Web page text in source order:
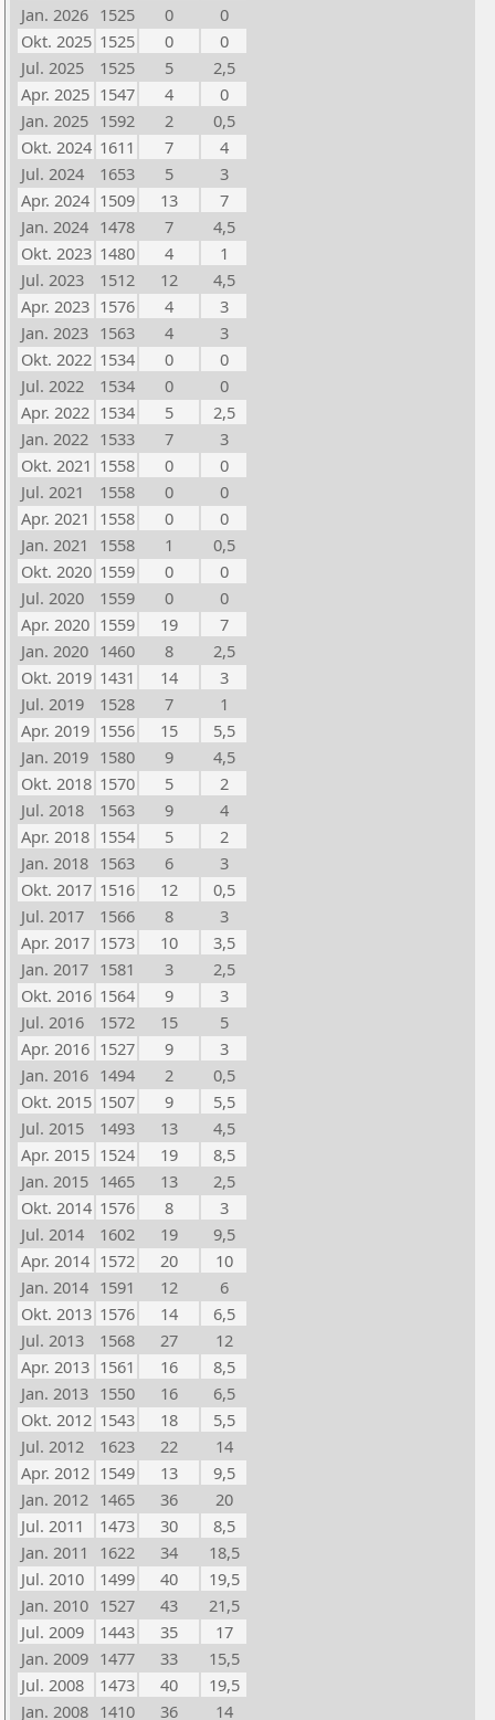
Jan. 2026 1525 0
0
Okt. 2025 1525 0
0
Jul. 2025
1525 5
2,5
Apr. 2025 1547 4
0
Jan. 2025 1592 2
0,5
Okt. 2024 1611 7
4
Jul. 2024
1653 5
3
Apr. 2024 1509 13
7
Jan. 2024 1478 7
4,5
Okt. 2023 1480 4
1
Jul. 2023
1512 12
4,5
Apr. 2023 1576 4
3
Jan. 2023 1563 4
3
Okt. 2022 1534 0
0
Jul. 2022
1534 0
0
Apr. 2022 1534 5
2,5
Jan. 2022 1533 7
3
Okt. 2021 1558 0
0
Jul. 2021
1558 0
0
Apr. 2021 1558 0
0
Jan. 2021
1558 1
0,5
Okt. 2020 1559 0
0
Jul. 2020
1559 0
0
Apr. 2020 1559 19
7
Jan. 2020 1460 8
2,5
Okt. 2019 1431 14
3
Jul. 2019
1528 7
1
Apr. 2019 1556 15
5,5
Jan. 2019 1580 9
4,5
Okt. 2018 1570 5
2
Jul. 2018
1563 9
4
Apr. 2018 1554 5
2
Jan. 2018 1563 6
3
Okt. 2017 1516 12
0,5
Jul. 2017
1566 8
3
Apr. 2017 1573 10
3,5
Jan. 2017 1581 3
2,5
Okt. 2016 1564 9
3
Jul. 2016
1572 15
5
Apr. 2016 1527 9
3
Jan. 2016 1494 2
0,5
Okt. 2015 1507 9
5,5
Jul. 2015
1493 13
4,5
Apr. 2015 1524 19
8,5
Jan. 2015 1465 13
2,5
Okt. 2014 1576 8
3
Jul. 2014
1602 19
9,5
Apr. 2014 1572 20
10
Jan. 2014 1591 12
6
Okt. 2013 1576 14
6,5
Jul. 2013
1568 27
12
Apr. 2013 1561 16
8,5
Jan. 2013 1550 16
6,5
Okt. 2012 1543 18
5,5
Jul. 2012
1623 22
14
Apr. 2012 1549 13
9,5
Jan. 2012 1465 36
20
Jul. 2011
1473 30
8,5
Jan. 2011
1622 34
18,5
Jul. 2010
1499 40
19,5
Jan. 2010 1527 43
21,5
Jul. 2009
1443 35
17
Jan. 2009 1477 33
15,5
Jul. 2008
1473 40
19,5
Jan. 2008 1410 36 14